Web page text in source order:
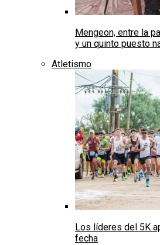
Mengeon, entre la
y un quinto puesto
Atletismo
Los líderes del 5K
fecha